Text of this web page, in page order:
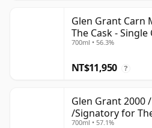
Glen Grant Carn
The Cask - Single
700ml • 56.3%
NT$11,950 ?
Glen Grant 2000
/Signatory for
700ml • 57.1%